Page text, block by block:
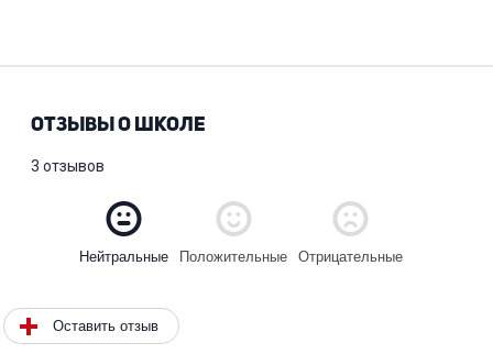
ОТЗЫВЫ О ШКОЛЕ
3 отзывов
Нейтральные Положительные Отрицательные
Оставить отзыв